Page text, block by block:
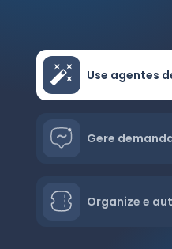
Use agentes
Gere
Organize e